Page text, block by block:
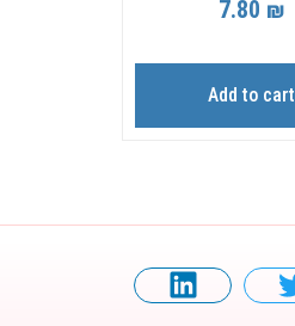
7.80 ₪
Add to cart